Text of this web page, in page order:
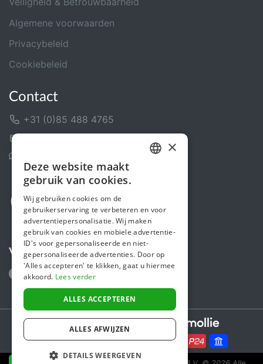
Algemene voorwaarden
Privacybeleid
Cookiebeleid
Contact
+31 (0)85 488 4765
Volg ons
Secure payments powered by
ENGLISH
×
Deze website maakt
gebruik van cookies.
Wij gebruiken cookies om de
gebruikerservaring te verbeteren en voor
advertentiepersonalisatie. Wij maken
gebruik van cookies en mobiele advertentie-
ID's voor gepersonaliseerde en niet-
gepersonaliseerde advertenties. Door op
'Alles accepteren' te klikken, gaat u hiermee
akkoord. Lees verder
ALLES ACCEPTEREN
ALLES AFWIJZEN
DETAILS WEERGEVEN